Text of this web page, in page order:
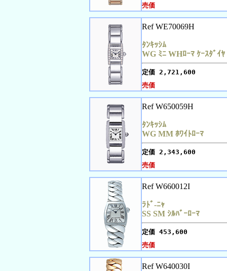
売価
Ref WE70069H
ﾀﾝｷｯｼﾑ
WG ﾐﾆ WHﾛｰﾏ ｹｰｽﾀﾞｲﾔ
定価 2,721,600
売価
Ref W650059H
ﾀﾝｷｯｼﾑ
WG MM ﾎﾜｲﾄﾛｰﾏ
定価 2,343,600
売価
Ref W660012I
ﾗﾄﾞ-ﾆｬ
SS SM ｼﾙﾊﾞｰﾛｰﾏ
定価 453,600
売価
Ref W640030I